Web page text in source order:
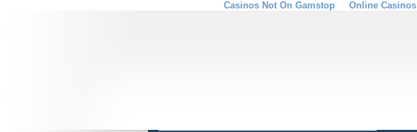
Casinos Not On Gamstop Online Casinos